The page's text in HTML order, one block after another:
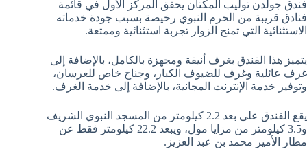
فندق جولدن توليب المكتان يحقق المركز الأول في قائمة
فنادق قريبة من الحرم النبوي رخيصة بسبب جودة خدماته
الاستثنائية التي تمنح الزوار تجربة استثنائية وممتعة.
يتميز هذا الفندق بغرف أنيقة ومجهزة بالكامل، بالإضافة إلى
غرف عائلية وغرف للضيوف الكبار، وجناح خاص للعرسان،
وتوفير خدمة الإنترنت المجانية، بالإضافة إلى خدمة الغرف.
يقع الفندق على بعد 2.2 كيلومتر من المسجد النبوي الشريف
و3.5 كيلومتر من مزايا مول، ويبعد 22.2 كيلومتر فقط عن
مطار الأمير محمد بن عبد العزيز.